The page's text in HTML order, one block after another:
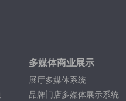
多媒体商业展示
展厅多媒体系统
品牌门店多媒体展示系统